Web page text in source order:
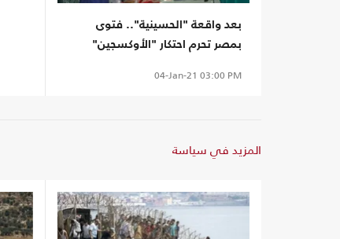
بعد واقعة "الحسينية".. فتوى
بمصر تحرم احتكار "الأوكسجين"
04-Jan-21 03:00 PM
المزيد في سياسة